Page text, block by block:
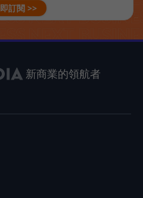
訂閱 >>
新商業的領航者